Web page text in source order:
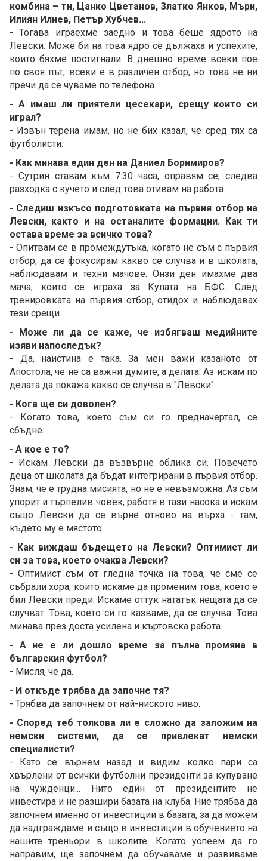
комбина – ти, Цанко Цветанов, Златко Янков, Мъри,
Илиян Илиев, Петър Хубчев...
- Тогава играехме заедно и това беше ядрото на
Левски. Може би на това ядро се дължаха и успехите,
които бяхме постигнали. В днешно време всеки пое
по своя път, всеки е в различен отбор, но това не ни
пречи да се чуваме по телефона.
- А имаш ли приятели цесекари, срещу които си
играл?
- Извън терена имам, но не бих казал, че сред тях са
футболисти.
- Как минава един ден на Даниел Боримиров?
- Сутрин ставам към 7:30 часа, оправям се, следва
разходка с кучето и след това отивам на работа.
- Следиш изкъсо подготовката на първия отбор на
Левски, както и на останалите формации. Как ти
остава време за всичко това?
- Опитвам се в промеждутъка, когато не съм с първия
отбор, да се фокусирам какво се случва и в школата,
наблюдавам и техни мачове. Онзи ден имахме два
мача, които се играха за Купата на БФС. След
тренировката на първия отбор, отидох и наблюдавах
тези срещи.
- Може ли да се каже, че избягваш медийните
изяви напоследък?
- Да, наистина е така. За мен важи казаното от
Апостола, че не са важни думите, а делата. Аз искам по
делата да покажа какво се случва в "Левски".
- Кога ще си доволен?
- Когато това, което съм си го предначертал, се
сбъдне.
- А кое е то?
- Искам Левски да възвърне облика си. Повечето
деца от школата да бъдат интегрирани в първия отбор.
Знам, че е трудна мисията, но не е невъзможна. Аз съм
упорит и търпелив човек, работя в тази насока и искам
също Левски да се върне отново на върха - там,
където му е мястото.
- Как виждаш бъдещето на Левски? Оптимист ли
си за това, което очаква Левски?
- Оптимист съм от гледна точка на това, че сме се
събрали хора, които искаме да променим това, което е
бил Левски преди. Искаме оттук нататък нещата да се
случват. Това, което си го казваме, да се случва. Това
минава през доста усилена и къртовска работа.
- А не е ли дошло време за пълна промяна в
българския футбол?
- Мисля, че да.
- И откъде трябва да започне тя?
- Трябва да започнем от най-ниското ниво.
- Според теб толкова ли е сложно да заложим на
немски системи, да се привлекат немски
специалисти?
- Като се върнем назад и видим колко пари са
хвърлени от всички футболни президенти за купуване
на чужденци... Нито един от президентите не
инвестира и не разшири базата на клуба. Ние трябва да
започнем именно от инвестиции в базата, за да можем
да надграждаме и също в инвестиции в обучението на
нашите треньори в школите. Когато успеем да го
направим, ще започнем да обучаваме и развиваме